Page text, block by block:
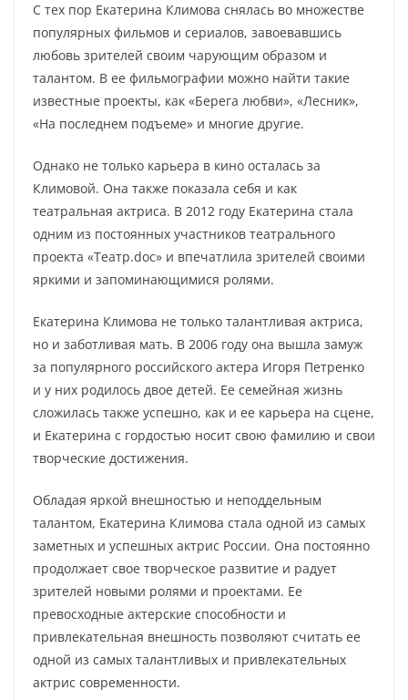
С тех пор Екатерина Климова снялась во множестве
популярных фильмов и сериалов, завоевавшись
любовь зрителей своим чарующим образом и
талантом. В ее фильмографии можно найти такие
известные проекты, как «Берега любви», «Лесник»,
«На последнем подъеме» и многие другие.
Однако не только карьера в кино осталась за
Климовой. Она также показала себя и как
театральная актриса. В 2012 году Екатерина стала
одним из постоянных участников театрального
проекта «Театр.doc» и впечатлила зрителей своими
яркими и запоминающимися ролями.
Екатерина Климова не только талантливая актриса,
но и заботливая мать. В 2006 году она вышла замуж
за популярного российского актера Игоря Петренко
и у них родилось двое детей. Ее семейная жизнь
сложилась также успешно, как и ее карьера на сцене,
и Екатерина с гордостью носит свою фамилию и свои
творческие достижения.
Обладая яркой внешностью и неподдельным
талантом, Екатерина Климова стала одной из самых
заметных и успешных актрис России. Она постоянно
продолжает свое творческое развитие и радует
зрителей новыми ролями и проектами. Ее
превосходные актерские способности и
привлекательная внешность позволяют считать ее
одной из самых талантливых и привлекательных
актрис современности.